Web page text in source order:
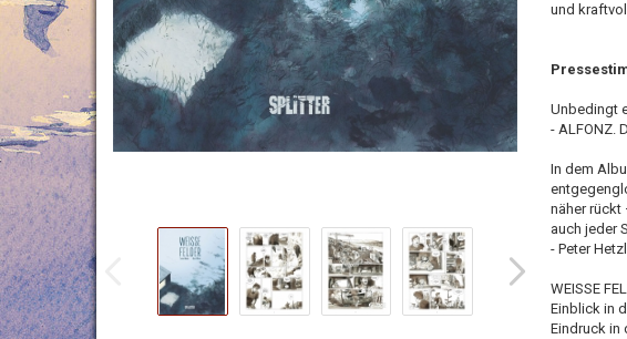
und
Unbedingt
- ALFONZ.
In dem
näher rückt
auch jeder
- Peter
WEISSE
Einblick in
Eindruck in